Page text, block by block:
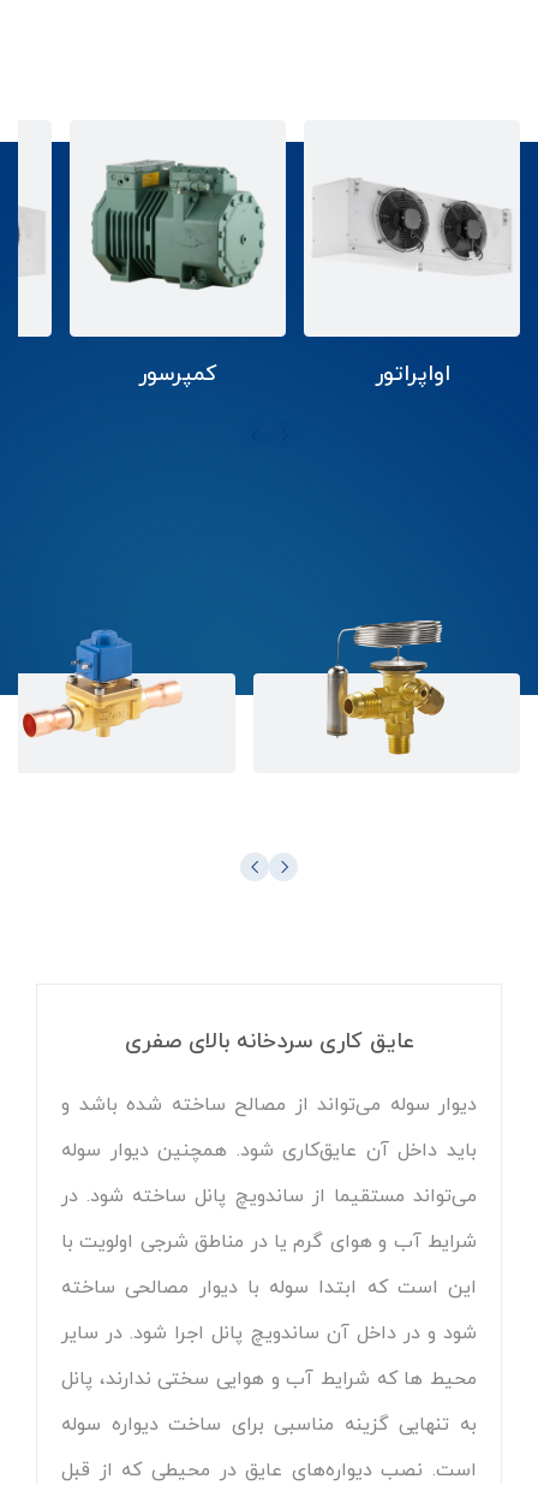
اواپراتور کمپرسور
عایق کاری سردخانه بالای صفری
دیوار سوله می‌تواند از مصالح ساخته شده باشد و
باید داخل آن عایق‌کاری شود. همچنین دیوار سوله
می‌تواند مستقیما از ساندویچ پانل ساخته شود. در
شرایط آب و هوای گرم یا در مناطق شرجی اولویت با
این است که ابتدا سوله با دیوار مصالحی ساخته
شود و در داخل آن ساندویچ پانل اجرا شود. در سایر
محیط ها که شرایط آب و هوایی سختی ندارند، پانل
به تنهایی گزینه مناسبی برای ساخت دیواره سوله
است. نصب دیواره‌های عایق در محیطی که از قبل